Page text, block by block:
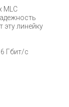
MLC
эту линейку
Гбит/с